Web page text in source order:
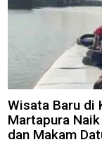
Wisata Baru di
Martapura
dan Makam